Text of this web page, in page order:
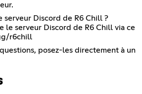
serveur Discord de R6 Chill ?
le serveur Discord de R6 Chill via ce
r6chill
posez-les directement à un